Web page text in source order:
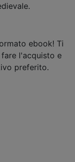
ebook! Ti
l'acquisto e
preferito.